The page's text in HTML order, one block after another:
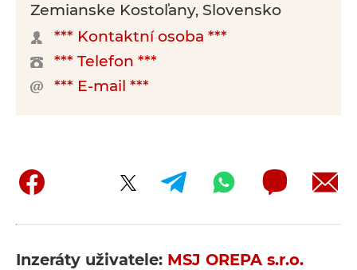
Zemianske Kostoľany, Slovensko
*** Kontaktní osoba ***
*** Telefon ***
*** E-mail ***
Inzeráty uživatele: MSJ OREPA s.r.o.